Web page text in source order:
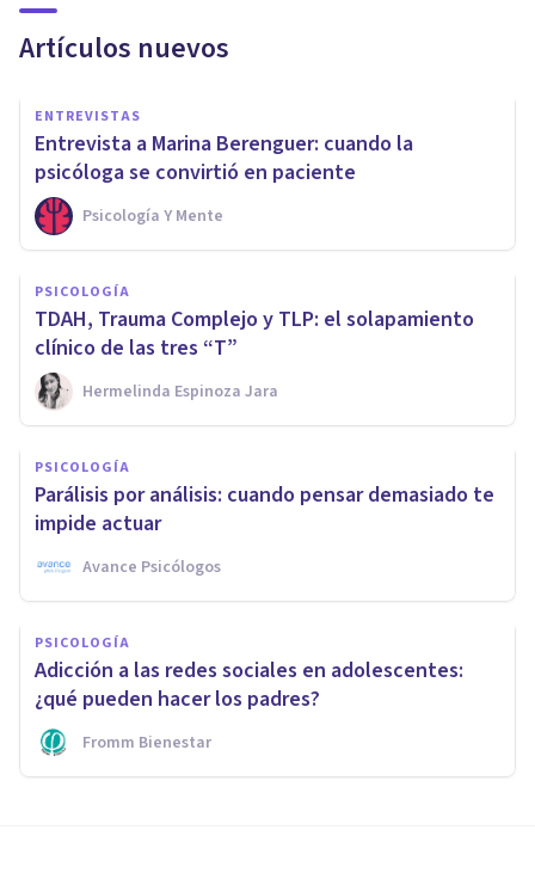
Artículos nuevos
ENTREVISTAS
Entrevista a Marina Berenguer: cuando la
psicóloga se convirtió en paciente
Psicología Y Mente
PSICOLOGÍA
TDAH, Trauma Complejo y TLP: el solapamiento
clínico de las tres “T”
Hermelinda Espinoza Jara
PSICOLOGÍA
Parálisis por análisis: cuando pensar demasiado te
impide actuar
Avance Psicólogos
PSICOLOGÍA
Adicción a las redes sociales en adolescentes:
¿qué pueden hacer los padres?
Fromm Bienestar